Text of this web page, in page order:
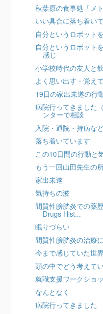
秋葉原の食事処「メト
いい具合に落ち着い
自分というロボット
自分というロボット
感じ
小学校時代の友人と
よく思い出す・覚え
19日の家出未遂の行
病院行ってきました
ンターで相談
入院・通院・持病な
落ち着いています
この10日間の行動と
もう一回山田先生の
家出未遂
気持ちの波
間質性膀胱炎での薬
Drugs Hist...
眠りづらい
間質性膀胱炎の治療
今まで感じていた世界
頭の中でどう考えて
就職支援ワークショ
なんとなく
病院行ってきました